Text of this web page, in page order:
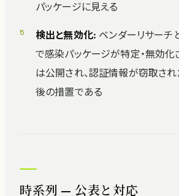
パッケージに見える
検出と無効化: ベンダーリサーチ
で感染パッケージが特定・無効化
は公開され、認証情報が窃取さ
後の措置である
時系列 — 公表と対応